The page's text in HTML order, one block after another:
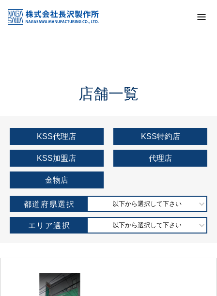
KSS加盟店・取扱店情報
店舗一覧
店舗一覧
KSS代理店 KSS特約店
KSS加盟店 代理店
金物店
都道府県選択 以下から選択して下さい
エリア選択 以下から選択して下さい